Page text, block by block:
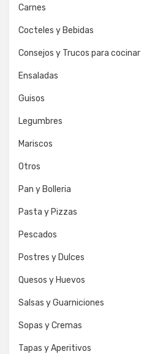
Carnes
Cocteles y Bebidas
Consejos y Trucos para cocinar
Ensaladas
Guisos
Legumbres
Mariscos
Otros
Pan y Bolleria
Pasta y Pizzas
Pescados
Postres y Dulces
Quesos y Huevos
Salsas y Guarniciones
Sopas y Cremas
Tapas y Aperitivos